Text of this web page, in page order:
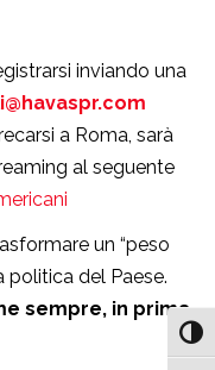
inviando una
a Roma, sarà
al seguente
un “peso
politica del Paese.
sempre, in prima